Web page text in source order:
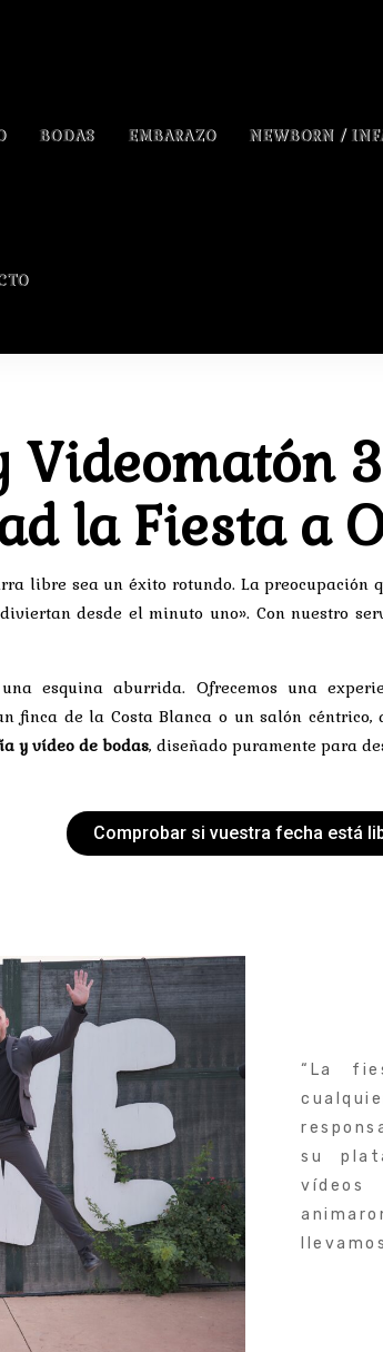
BODAS EMBARAZO NEWBORN /
Videomatón
la Fiesta a
libre sea un éxito rotundo. La preocupación
desde el minuto uno». Con nuestro
esquina aburrida. Ofrecemos una
finca de la Costa Blanca o un salón
y vídeo de bodas, diseñado puramente para
Comprobar si vuestra fecha está
“La
su